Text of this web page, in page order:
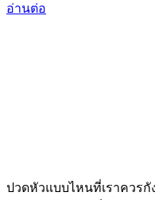
อ่านต่อ
ปวดหัวแบบไหนที่เราควรกั